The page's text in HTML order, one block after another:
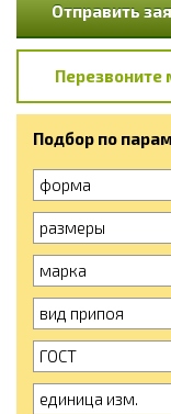
Отправить
Перезвоните
Подбор по
форма
размеры
марка
вид припоя
ГОСТ
единица изм.